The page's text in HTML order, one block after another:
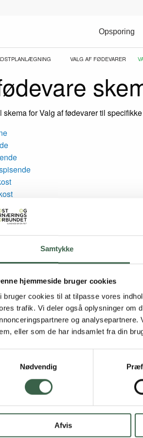
Samtykke
hjemmeside bruger cookies
bruger cookies til at tilpasse vores
trafik. Vi deler også oplysninger om
og
eller som de har indsamlet fra din
Nødvendig
Afvis
Opsporing
VALG AF FØDEVARER
for Valg af fødevarer til